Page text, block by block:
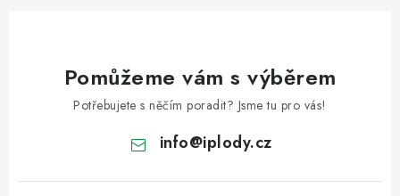
Pomůžeme vám s výběrem
Potřebujete s něčím poradit? Jsme tu pro vás!
info@iplody.cz